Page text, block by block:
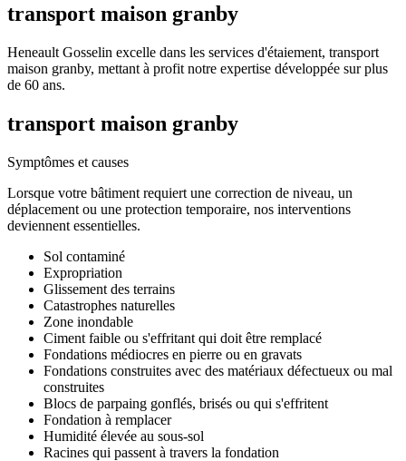
transport maison granby
Heneault Gosselin excelle dans les services d'étaiement, transport
maison granby, mettant à profit notre expertise développée sur plus
de 60 ans.
transport maison granby
Symptômes et causes
Lorsque votre bâtiment requiert une correction de niveau, un
déplacement ou une protection temporaire, nos interventions
deviennent essentielles.
Sol contaminé
Expropriation
Glissement des terrains
Catastrophes naturelles
Zone inondable
Ciment faible ou s'effritant qui doit être remplacé
Fondations médiocres en pierre ou en gravats
Fondations construites avec des matériaux défectueux ou mal
construites
Blocs de parpaing gonflés, brisés ou qui s'effritent
Fondation à remplacer
Humidité élevée au sous-sol
Racines qui passent à travers la fondation